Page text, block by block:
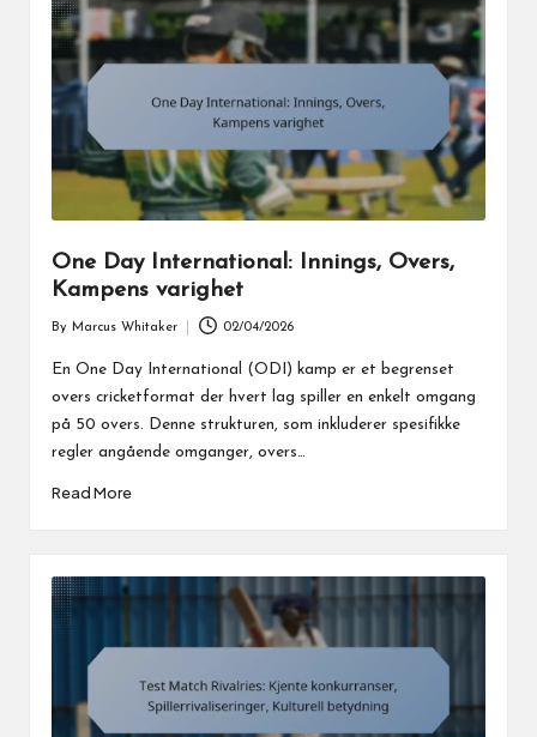
One Day International: Innings, Overs,
Kampens varighet
by
By Marcus Whitaker 02/04/2026
En One Day International (ODI) kamp er et begrenset
overs cricketformat der hvert lag spiller en enkelt omgang
på 50 overs. Denne strukturen, som inkluderer spesifikke
regler angående omganger, overs…
Read More